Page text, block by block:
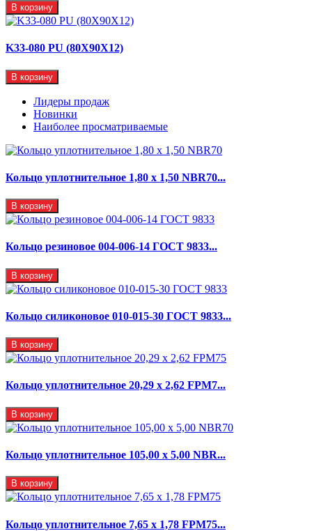
В корзину
K33-080 PU (80X90X12)
В корзину
Лидеры продаж
Новинки
Наиболее просматриваемые
Кольцо уплотнительное 1,80 х 1,50 NBR70...
В корзину
Кольцо резиновое 004-006-14 ГОСТ 9833...
В корзину
Кольцо силиконовое 010-015-30 ГОСТ 9833...
В корзину
Кольцо уплотнительное 20,29 x 2,62 FPM7...
В корзину
Кольцо уплотнительное 105,00 х 5,00 NBR...
В корзину
Кольцо уплотнительное 7,65 x 1,78 FPM75...